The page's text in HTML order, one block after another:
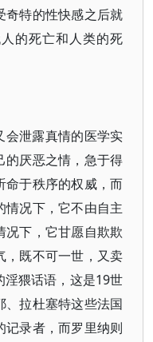
奇特的性快感之后就
的死亡和人类的死
会泄露真情的医学实
的厌恶之情，急于得
命于秩序的权威，而
况下，它不由自主
下，它甘愿自欺欺
，既不可一世，又卖
猥话语，这是19世
拉杜塞特这些法国
记录者，而罗里纳则